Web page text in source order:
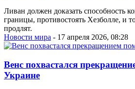
Ливан должен доказать способность
границы, противостоять Хезболле, и
продлят.
Новости мира - 17 апреля 2026, 08:28
Венс похвастался
Украине